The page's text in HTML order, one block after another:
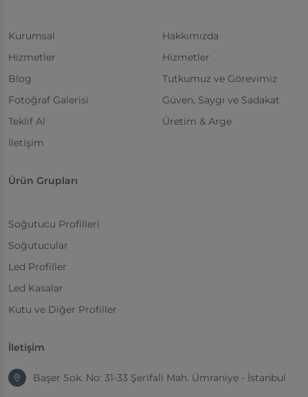
Kurumsal
Hizmetler
Blog
Fotoğraf Galerisi
Teklif Al
İletişim
Hakkımızda
Hizmetler
Tutkumuz ve Görevimiz
Güven, Saygı ve Sadakat
Üretim & Arge
Ürün Grupları
Soğutucu Profilleri
Soğutucular
Led Profiller
Led Kasalar
Kutu ve Diğer Profiller
İletişim
Başer Sok. No: 31-33 Şerifali Mah. Ümraniye - İstanbul